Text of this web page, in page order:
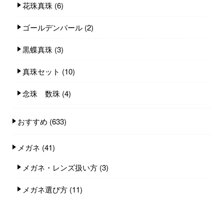
花珠真珠 (6)
ゴールデンパール (2)
黒蝶真珠 (3)
真珠セット (10)
念珠 数珠 (4)
おすすめ (633)
メガネ (41)
メガネ・レンズ扱い方 (3)
メガネ選び方 (11)